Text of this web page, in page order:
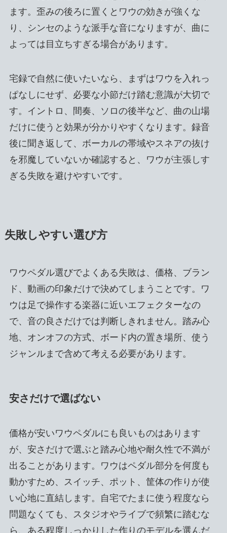
ます。歪みの後ろに置くとワウの効きが強くな
り、シンセのような派手な音になりますが、曲に
よっては目立ちすぎる場合があります。
宅録で自然に使いたいなら、まずはワウを入れっ
ぱなしにせず、必要な小節だけ踏む意識が大切で
す。イントロ、間奏、ソロの後半など、曲の山場
だけに使うと効果が分かりやすくなります。録音
後に聞き返して、ボーカルの帯域やスネアの抜け
を邪魔していないか確認すると、ワウが主張しす
ぎる失敗を避けやすいです。
失敗しやすい選び方
ワウペダル選びでよくある失敗は、価格、ブラン
ド、動画の印象だけで決めてしまうことです。ワ
ウは足で操作する楽器に近いエフェクターなの
で、音の良さだけでは判断しきれません。踏み心
地、オンオフの方式、ボード内の置き場所、使う
ジャンルまで含めて考える必要があります。
安さだけで選ばない
価格が安いワウペダルにも良いものはあります
が、安さだけで選ぶと踏み心地や耐久性で不満が
出ることがあります。ワウはペダル部分を何度も
動かすため、スイッチ、ポット、筐体の作りが使
い心地に直結します。自宅でたまに使う程度なら
問題なくても、スタジオやライブで頻繁に踏むな
ら、ある程度しっかりした作りのモデルを選んだ